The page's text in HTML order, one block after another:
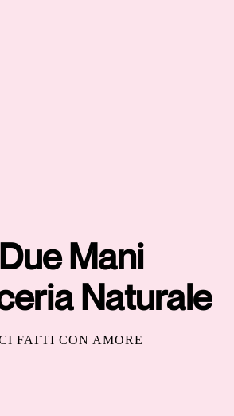
Mani
Naturale
FATTI CON AMORE